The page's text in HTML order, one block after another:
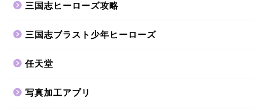
三国志ヒーローズ攻略
三国志ブラスト少年ヒーローズ
任天堂
写真加工アプリ